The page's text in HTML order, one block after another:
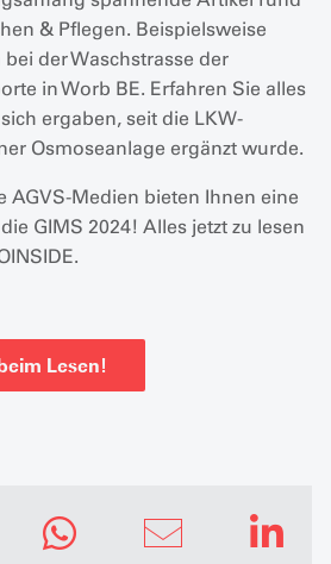
& Pflegen. Beispielsweise
der Waschstrasse der
in Worb BE. Erfahren Sie alles
ergaben, seit die LKW-
Osmoseanlage ergänzt wurde.
AGVS-Medien bieten Ihnen eine
GIMS 2024! Alles jetzt zu lesen
Lesen!